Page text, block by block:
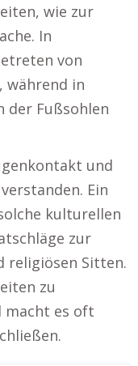
wie zur
In
von
während in
der Fußsohlen
und
Ein
kulturellen
zur
religiösen Sitten.
zu
macht es oft